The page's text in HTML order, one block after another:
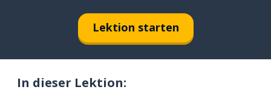
Lektion starten
In dieser Lektion: